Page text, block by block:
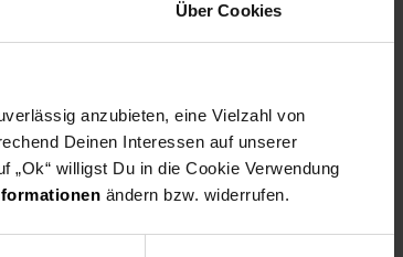
Über Cookies
anzubieten, eine Vielzahl von
Deinen Interessen auf unserer
willigst Du in die Cookie Verwendung
ändern bzw. widerrufen.